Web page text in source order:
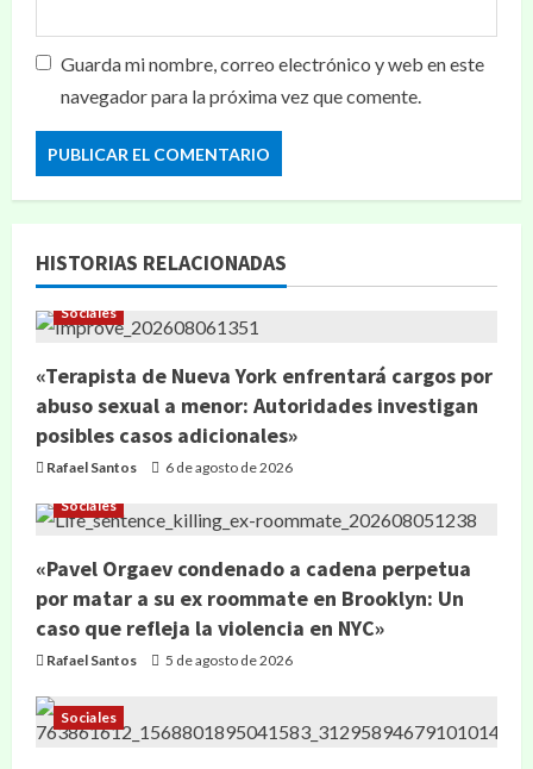
Guarda mi nombre, correo electrónico y web en este
navegador para la próxima vez que comente.
HISTORIAS RELACIONADAS
Sociales
«Terapista de Nueva York enfrentará cargos por
abuso sexual a menor: Autoridades investigan
posibles casos adicionales»
Rafael Santos 6 de agosto de 2026
Sociales
«Pavel Orgaev condenado a cadena perpetua
por matar a su ex roommate en Brooklyn: Un
caso que refleja la violencia en NYC»
Rafael Santos 5 de agosto de 2026
Sociales